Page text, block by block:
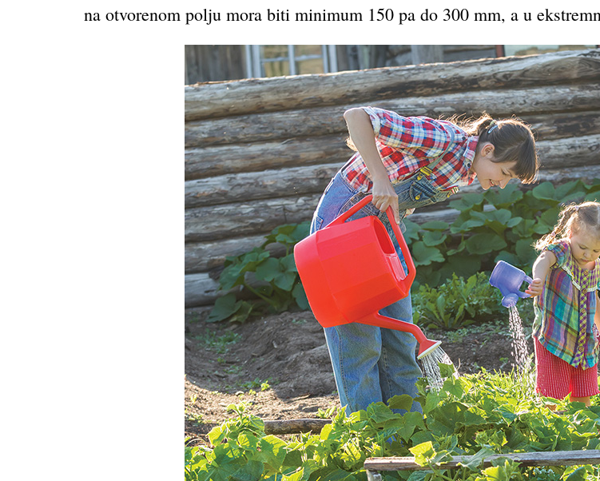
na otvorenom polju mora biti minimum 150 pa do 300 mm, a u